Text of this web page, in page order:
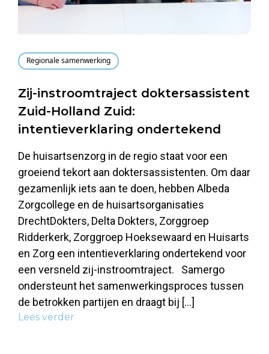
Regionale samenwerking
Zij-instroomtraject doktersassistent
Zuid-Holland Zuid:
intentieverklaring ondertekend
De huisartsenzorg in de regio staat voor een
groeiend tekort aan doktersassistenten. Om daar
gezamenlijk iets aan te doen, hebben Albeda
Zorgcollege en de huisartsorganisaties
DrechtDokters, Delta Dokters, Zorggroep
Ridderkerk, Zorggroep Hoeksewaard en Huisarts
en Zorg een intentieverklaring ondertekend voor
een versneld zij-instroomtraject. Samergo
ondersteunt het samenwerkingsproces tussen
de betrokken partijen en draagt bij […]
Lees verder